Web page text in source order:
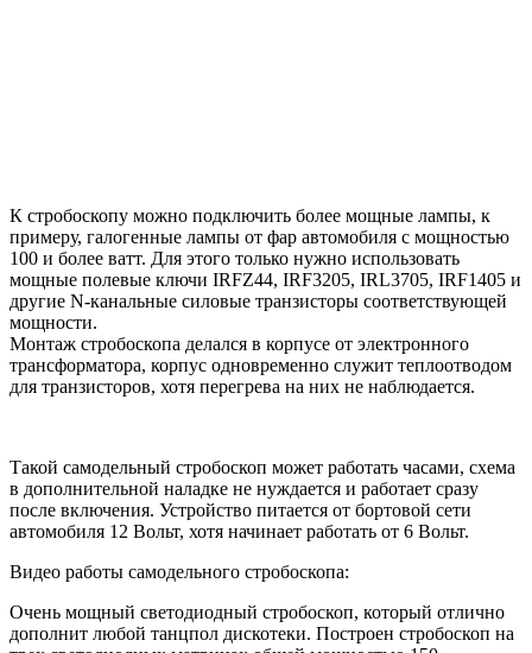
К стробоскопу можно подключить более мощные лампы, к
примеру, галогенные лампы от фар автомобиля с мощностью
100 и более ватт. Для этого только нужно использовать
мощные полевые ключи IRFZ44, IRF3205, IRL3705, IRF1405 и
другие N-канальные силовые транзисторы соответствующей
мощности.
Монтаж стробоскопа делался в корпусе от электронного
трансформатора, корпус одновременно служит теплоотводом
для транзисторов, хотя перегрева на них не наблюдается.
Такой самодельный стробоскоп может работать часами, схема
в дополнительной наладке не нуждается и работает сразу
после включения. Устройство питается от бортовой сети
автомобиля 12 Вольт, хотя начинает работать от 6 Вольт.
Видео работы самодельного стробоскопа:
Очень мощный светодиодный стробоскоп, который отлично
дополнит любой танцпол дискотеки. Построен стробоскоп на